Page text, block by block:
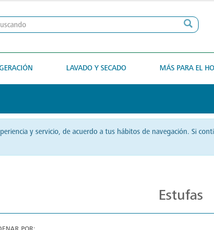
LAVADO Y SECADO MÁS PARA EL
y servicio, de acuerdo a tus hábitos de navegación. Si
Estufas